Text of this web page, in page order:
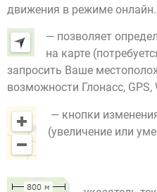
движения в режиме онлайн.
— позволяет
на карте
запросить Ваше
возможности Глонасс,
— кнопки
(увеличение или